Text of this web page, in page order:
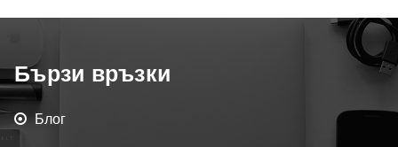
Бързи връзки
Блог